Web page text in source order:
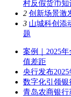
村反假货币知
2 创新场景激
3 山城科创添
题
案例｜2025
值差距
央行发布
数字化引领
青岛农商银